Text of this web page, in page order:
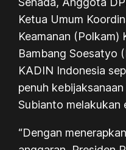
Ketua Umum
Keamanan (Polkam)
Bambang Soesatyo
KADIN Indonesia
penuh
Subianto melakukan
“Dengan